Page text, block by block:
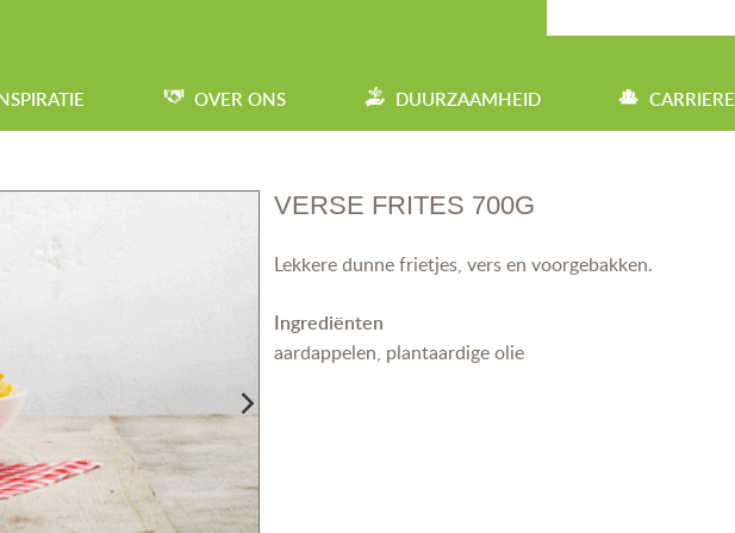
OVER ONS DUURZAAMHEID CARRIERE
VERSE FRITES 700G
Lekkere dunne frietjes, vers en voorgebakken.
Ingrediënten
aardappelen, plantaardige olie